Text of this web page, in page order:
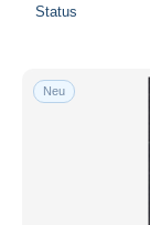
Status
Neu